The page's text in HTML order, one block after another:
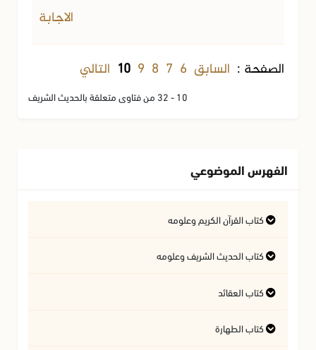
الاجابة
الصفحة : السابق 6
7
8
9
10 التالي
10 - 32 من فتاوى متعلقة بالحديث الشريف
الفهرس الموضوعي
كتاب القرآن الكريم وعلومه
التفسير وعلوم القرآن
فتاوى متعلقة بالقرآن الكريم
آداب تلاوة القرآن الكريم
كتاب الحديث الشريف وعلومه
فتاوى متعلقة بالحديث الشريف
أسئلة في السيرة النبوية
كتاب العقائد
المسائل المتعلقة بالعقيدة
كتاب الطهارة